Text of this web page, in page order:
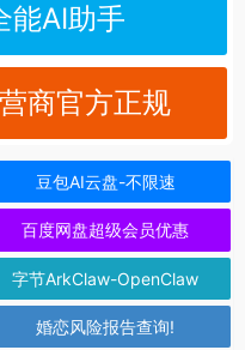
能AI助手
商官方正规
豆包AI云盘-不限速
百度网盘超级会员优惠
字节ArkClaw-OpenClaw
婚恋风险报告查询!